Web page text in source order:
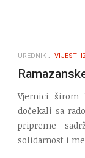
UREDNIK VIJESTI
Vjernici širom
dočekali sa
pripreme
solidarnost i